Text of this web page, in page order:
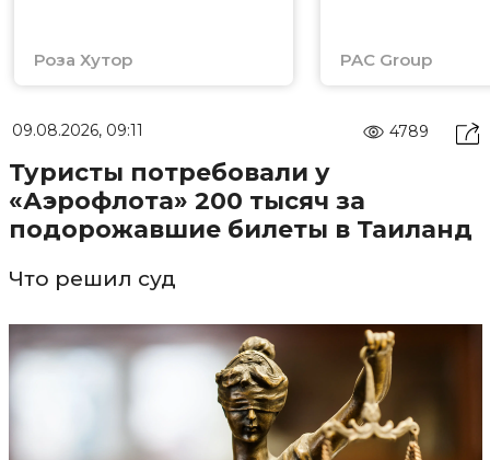
Роза Хутор PAC Group
09.08.2026, 09:11 4789
Туристы потребовали у
«Аэрофлота» 200 тысяч за
подорожавшие билеты в Таиланд
Что решил суд